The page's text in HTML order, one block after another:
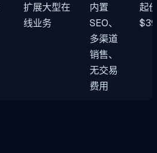
扩展大型在
线业务
内置
SEO、
多渠道
销售、
无交易
费用
起